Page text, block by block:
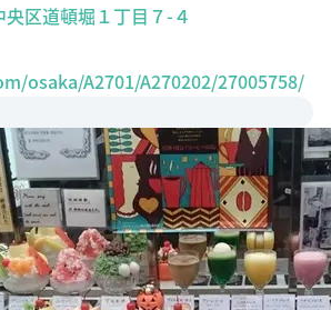
区道頓堀１丁目７-４
osaka/A2701/A270202/27005758/